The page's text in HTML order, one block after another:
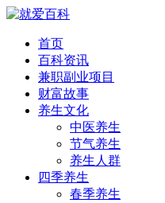
首页
百科资讯
兼职副业项目
财富故事
养生文化
中医养生
节气养生
养生人群
四季养生
春季养生